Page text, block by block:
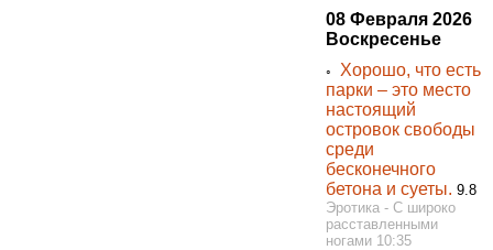
08 Февраля 2026
Воскресенье
◦Хорошо, что есть
парки – это место
настоящий
островок свободы
среди
бесконечного
бетона и суеты. 9.8
Эротика - С широко
расставленными
ногами 10:35